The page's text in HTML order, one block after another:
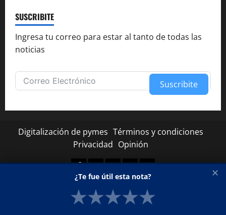
SUSCRIBITE
Ingresa tu correo para estar al tanto de todas las
noticias
Suscribite
Digitalización de pymes Términos y condiciones
Privacidad Opinión
Facebook
TwitterLinkedinYoutubeInstagram
Copyright © Todos los derechos reservados.
MoreNews
por AF themes.
✕
¿Te fue útil esta nota?
★★★★★